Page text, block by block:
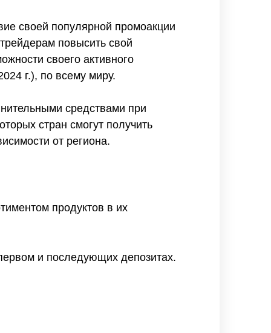
своей популярной промоакции
повысить свой
своего активного
г.), по всему миру.
средствами при
стран смогут получить
от региона.
продуктов в их
и последующих депозитах.